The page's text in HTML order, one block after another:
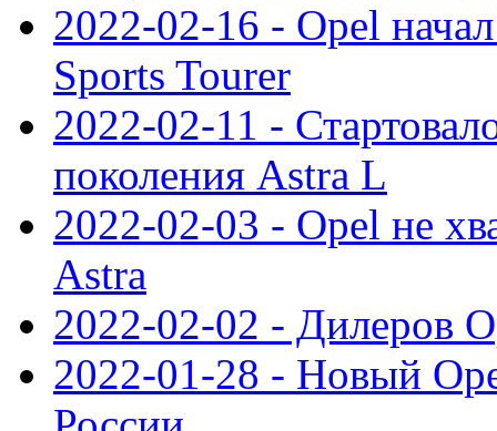
2022-02-16 - Opel
Sports Tourer
2022-02-11 -
поколения Astra L
2022-02-03 - Opel не
Astra
2022-02-02 - Дилеров
2022-01-28 - Новый